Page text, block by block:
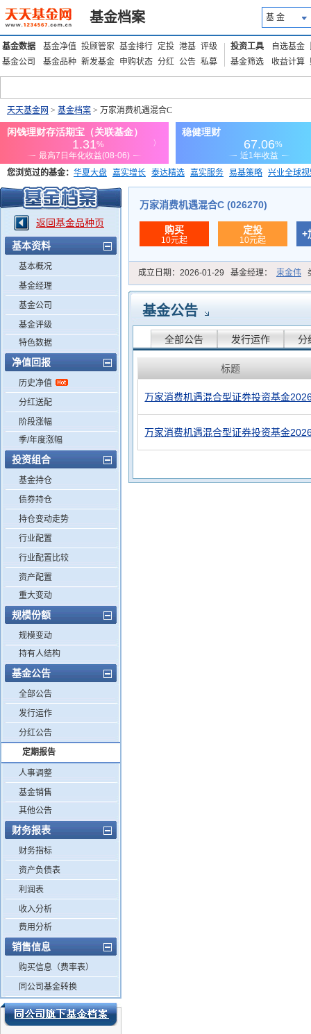
基金档案 基 金
基金数据 基金净值 投顾管家 基金排行 定投 港基 评级
基金公司
基金品种 新发基金 申购状态 分红 公告 私募
投资工具 自选基金
基金筛选
收益计算
天天基金网 > 基金档案 > 万家消费机遇混合C
您浏览过的基金： 华夏大盘 嘉实增长 泰达精选 嘉实服务 易基策略 兴业全球
添富优势 华安宏利 上证180价值ETF
返回基金品种页
基本资料
基本概况
基金经理
基金公司
基金评级
特色数据
净值回报
历史净值
分红送配
阶段涨幅
季/年度涨幅
投资组合
基金持仓
债券持仓
持仓变动走势
行业配置
行业配置比较
资产配置
重大变动
规模份额
规模变动
持有人结构
基金公告
全部公告
发行运作
分红公告
定期报告
人事调整
基金销售
其他公告
财务报表
财务指标
资产负债表
利润表
收入分析
费用分析
销售信息
购买信息（费率表）
同公司基金转换
万家消费机遇混合C (026270)
购买
10元起
定投
10元起
+
成立日期： 2026-01-29 基金经理： 束金伟
基金公告
全部公告 发行运作 分
标题
万家消费机遇混合型证券投资基金
万家消费机遇混合型证券投资基金